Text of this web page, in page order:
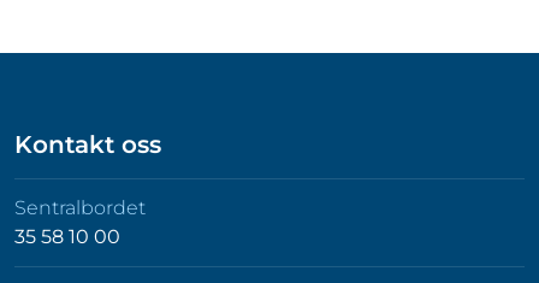
Kontakt oss
Sentralbordet
35 58 10 00